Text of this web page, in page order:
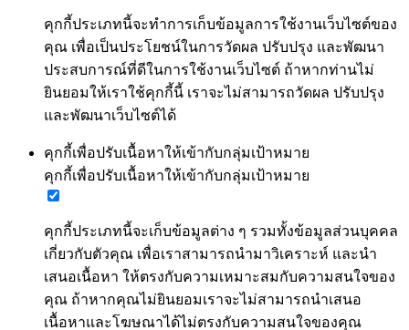
คุกกี้ประเภทนี้จะทำการเก็บข้อมูลการใช้งานเว็บไซต์ของ
คุณ เพื่อเป็นประโยชน์ในการวัดผล ปรับปรุง และพัฒนา
ประสบการณ์ที่ดีในการใช้งานเว็บไซต์ ถ้าหากท่านไม่
ยินยอมให้เราใช้คุกกี้นี้ เราจะไม่สามารถวัดผล ปรับปรุง
และพัฒนาเว็บไซต์ได้
คุกกี้เพื่อปรับเนื้อหาให้เข้ากับกลุ่มเป้าหมาย
คุกกี้เพื่อปรับเนื้อหาให้เข้ากับกลุ่มเป้าหมาย
คุกกี้ประเภทนี้จะเก็บข้อมูลต่าง ๆ รวมทั้งข้อมูลส่วนบุคคล
เกี่ยวกับตัวคุณ เพื่อเราสามารถนำมาวิเคราะห์ และนำ
เสนอเนื้อหา ให้ตรงกับความเหมาะสมกับความสนใจของ
คุณ ถ้าหากคุณไม่ยินยอมเราจะไม่สามารถนำเสนอ
เนื้อหาและโฆษณาได้ไม่ตรงกับความสนใจของคุณ